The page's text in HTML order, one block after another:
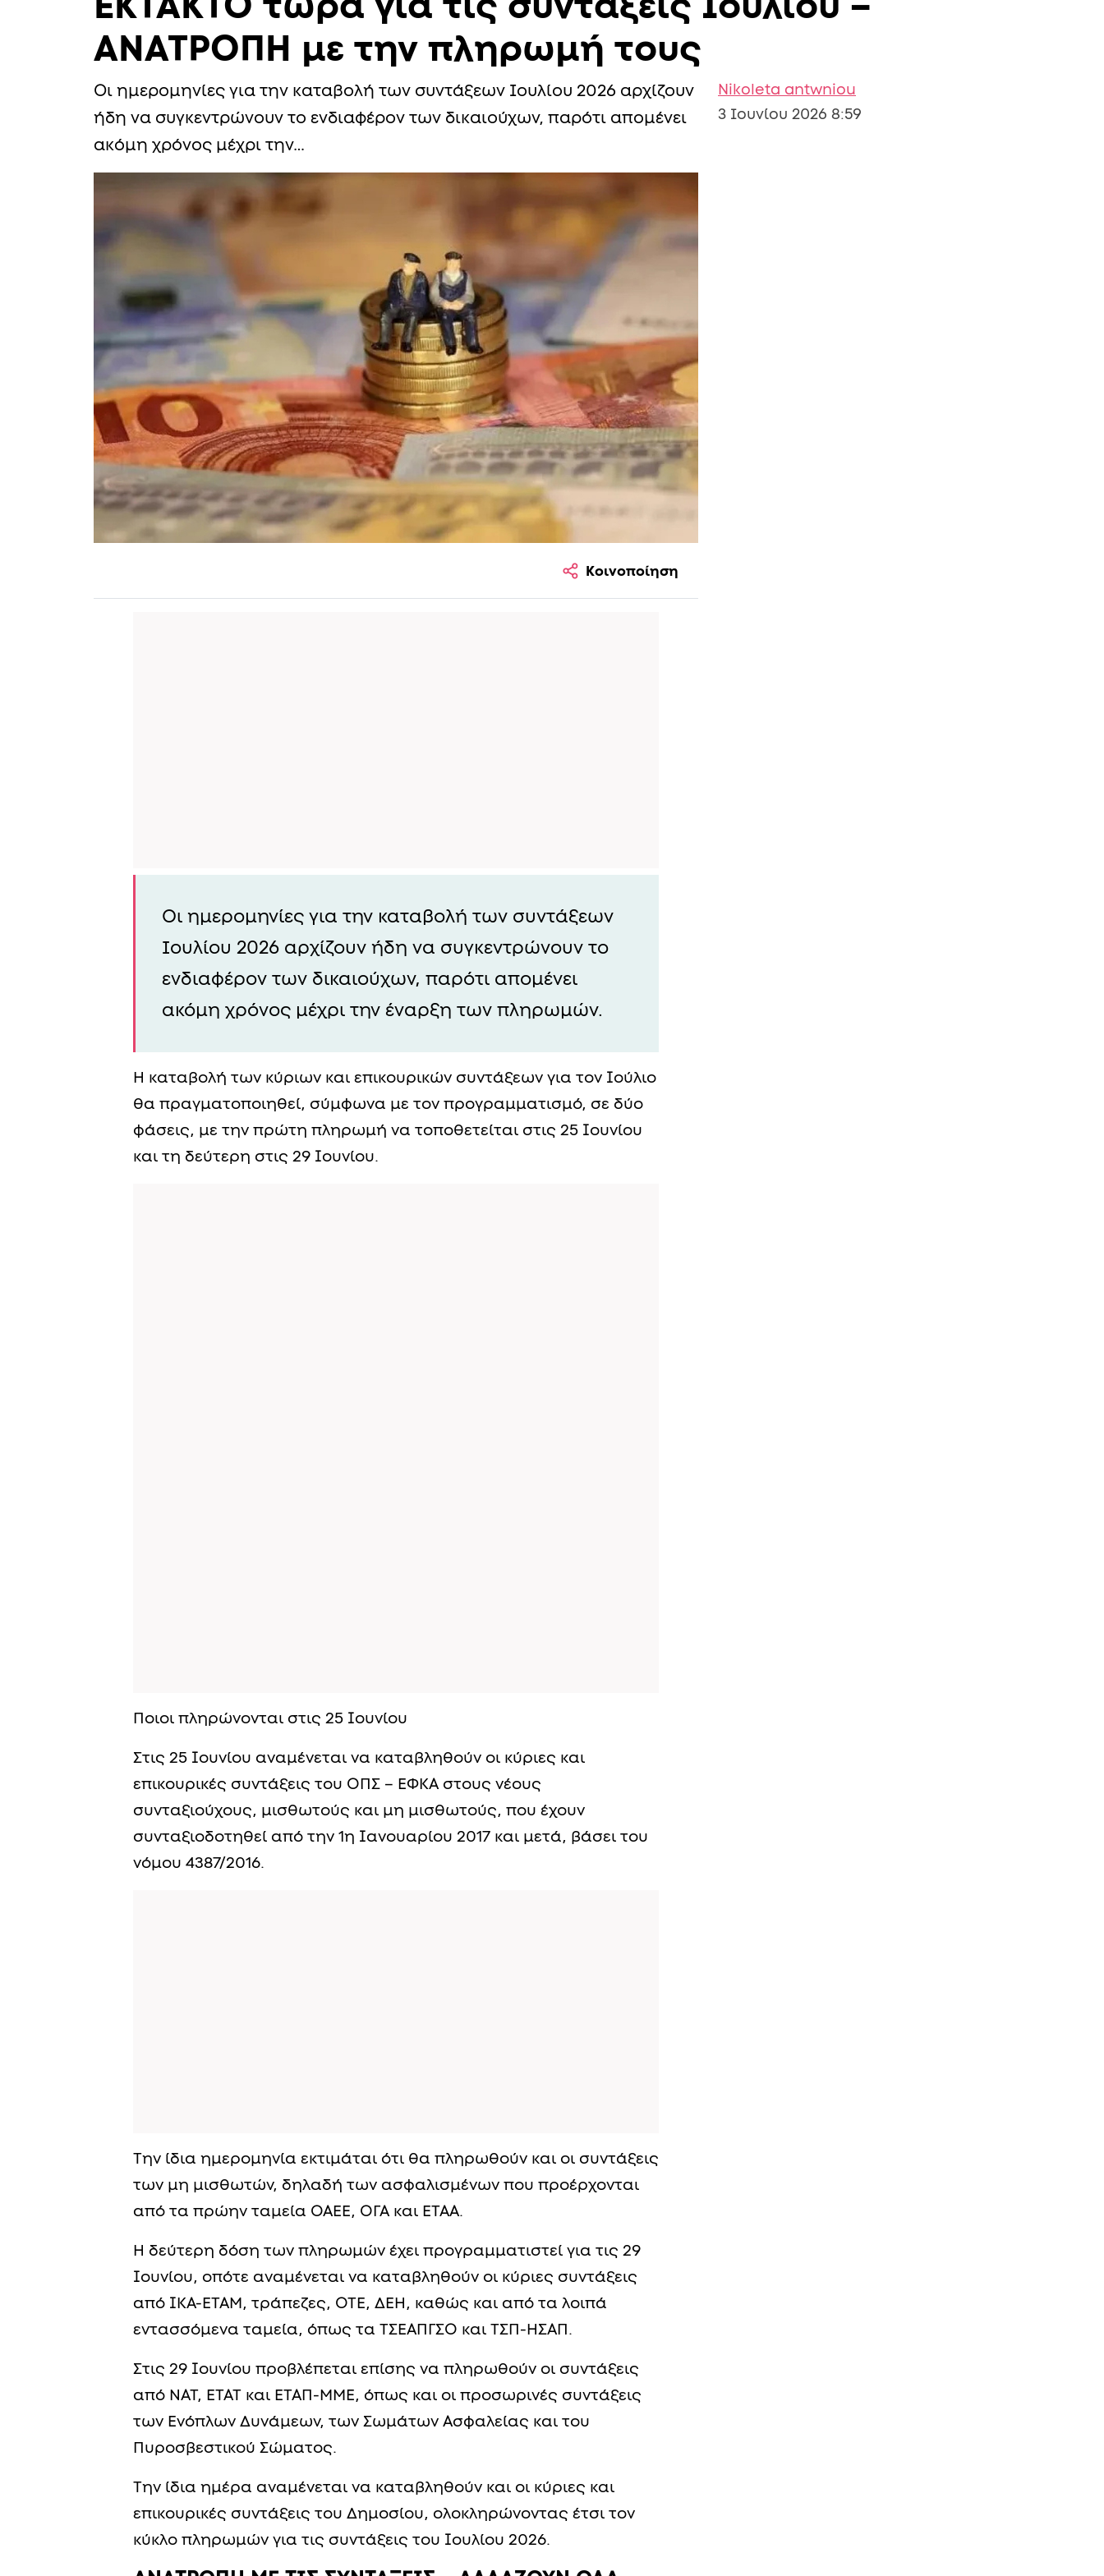
ΕΚΤΑΚΤΟ τώρα για τις συντάξεις Ιουλίου –
ΑΝΑΤΡΟΠΗ με την πληρωμή τους
Οι ημερομηνίες για την καταβολή των συντάξεων Ιουλίου 2026 αρχίζουν
ήδη να συγκεντρώνουν το ενδιαφέρον των δικαιούχων, παρότι απομένει
ακόμη χρόνος μέχρι την…
Nikoleta antwniou
3 Ιουνίου 2026 8:59
Κοινοποίηση
Οι ημερομηνίες για την καταβολή των συντάξεων
Ιουλίου 2026 αρχίζουν ήδη να συγκεντρώνουν το
ενδιαφέρον των δικαιούχων, παρότι απομένει
ακόμη χρόνος μέχρι την έναρξη των πληρωμών.
Η καταβολή των κύριων και επικουρικών συντάξεων για τον Ιούλιο
θα πραγματοποιηθεί, σύμφωνα με τον προγραμματισμό, σε δύο
φάσεις, με την πρώτη πληρωμή να τοποθετείται στις 25 Ιουνίου
και τη δεύτερη στις 29 Ιουνίου.
Ποιοι πληρώνονται στις 25 Ιουνίου
Στις 25 Ιουνίου αναμένεται να καταβληθούν οι κύριες και
επικουρικές συντάξεις του ΟΠΣ – ΕΦΚΑ στους νέους
συνταξιούχους, μισθωτούς και μη μισθωτούς, που έχουν
συνταξιοδοτηθεί από την 1η Ιανουαρίου 2017 και μετά, βάσει του
νόμου 4387/2016.
Την ίδια ημερομηνία εκτιμάται ότι θα πληρωθούν και οι συντάξεις
των μη μισθωτών, δηλαδή των ασφαλισμένων που προέρχονται
από τα πρώην ταμεία ΟΑΕΕ, ΟΓΑ και ΕΤΑΑ.
Η δεύτερη δόση των πληρωμών έχει προγραμματιστεί για τις 29
Ιουνίου, οπότε αναμένεται να καταβληθούν οι κύριες συντάξεις
από ΙΚΑ-ΕΤΑΜ, τράπεζες, ΟΤΕ, ΔΕΗ, καθώς και από τα λοιπά
εντασσόμενα ταμεία, όπως τα ΤΣΕΑΠΓΣΟ και ΤΣΠ-ΗΣΑΠ.
Στις 29 Ιουνίου προβλέπεται επίσης να πληρωθούν οι συντάξεις
από ΝΑΤ, ΕΤΑΤ και ΕΤΑΠ-ΜΜΕ, όπως και οι προσωρινές συντάξεις
των Ενόπλων Δυνάμεων, των Σωμάτων Ασφαλείας και του
Πυροσβεστικού Σώματος.
Την ίδια ημέρα αναμένεται να καταβληθούν και οι κύριες και
επικουρικές συντάξεις του Δημοσίου, ολοκληρώνοντας έτσι τον
κύκλο πληρωμών για τις συντάξεις του Ιουλίου 2026.